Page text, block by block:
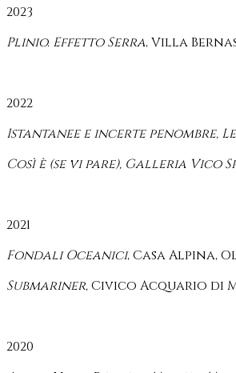
2023
Plinio. Effetto Serra, Villa
2022
Istantanee e incerte penombre,
Così è (se vi pare), Galleria Vico
2021
Fondali Oceanici, Casa Alpina,
Submariner,Civico Acquario di
2020